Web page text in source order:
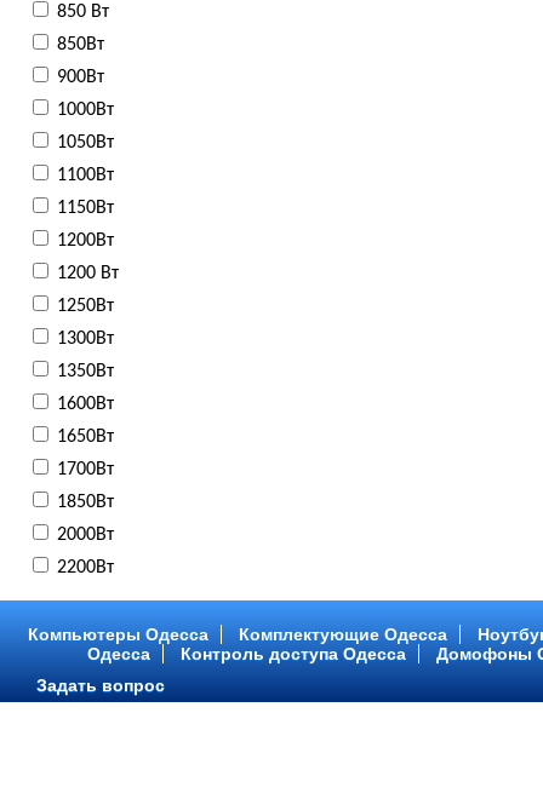
850 Вт
850Вт
900Вт
1000Вт
1050Вт
1100Вт
1150Вт
1200Вт
1200 Вт
1250Вт
1300Вт
1350Вт
1600Вт
1650Вт
1700Вт
1850Вт
2000Вт
2200Вт
Компьютеры Одесса Комплектующие Одесса
Одесса
Контроль доступа Одесса
Домофоны
Задать вопрос